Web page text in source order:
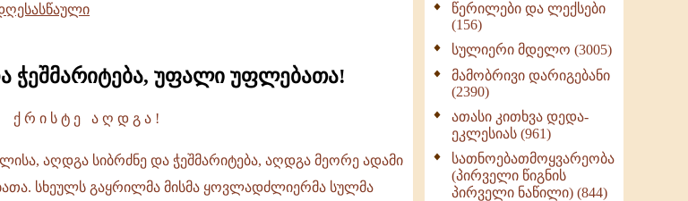
ჭეშმარიტება, უფალი უფლებათა!
ქ რ ი ს ტ ე ა ღ დ გ ა !
აღდგა სიბრძნე და ჭეშმარიტება, აღდგა მეორე ადამი
სხეულს გაყრილმა მისმა ყოვლადძლიერმა სულმა
წერილები და ლექსები
(156)
სულიერი მდელო (3005)
მამობრივი დარიგებანი
(2390)
ათასი კითხვა დედა-
ეკლესიას (961)
სათნოებათმოყვარეობა
(პირველი წიგნის
პირველი ნაწილი) (844)